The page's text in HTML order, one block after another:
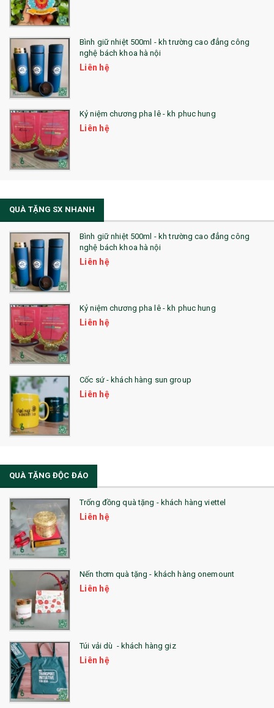
Bình giữ nhiệt 500ml - kh trường cao đẳng công
nghệ bách khoa hà nội
Liên hệ
Kỷ niệm chương pha lê - kh phuc hung
Liên hệ
QUÀ TẶNG SX NHANH
Bình giữ nhiệt 500ml - kh trường cao đẳng công
nghệ bách khoa hà nội
Liên hệ
Kỷ niệm chương pha lê - kh phuc hung
Liên hệ
Cốc sứ - khách hàng sun group
Liên hệ
QUÀ TẶNG ĐỘC ĐÁO
Trống đồng quà tặng - khách hàng viettel
Liên hệ
Nến thơm quà tặng - khách hàng onemount
Liên hệ
Túi vải dù - khách hàng giz
Liên hệ